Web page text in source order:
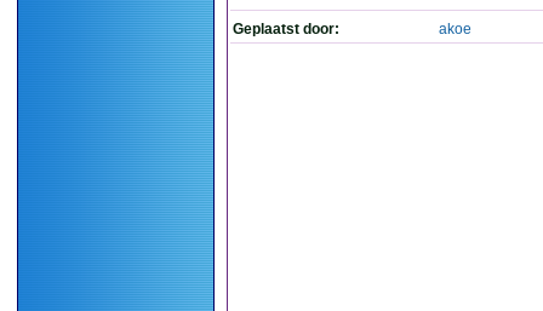
Geplaatst door: akoe